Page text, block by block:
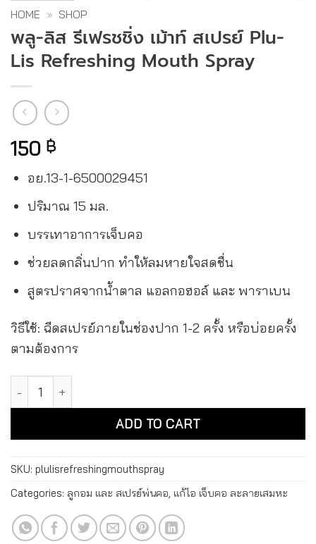
HOME » SHOP
พลู-ลิส รีเฟรชชิ่ง เม้าท์ สเปรย์ Plu-
Lis Refreshing Mouth Spray
150 ฿
อย.13-1-6500029451
ปริมาณ 15 มล.
บรรเทาอาการเจ็บคอ
ช่วยลดกลิ่นปาก ทำให้ลมหายใจสดชื่น
สูตรปราศจากน้ำตาล แอลกอฮอล์ และ พาราเบน
วิธีใช้: ฉีดสเปรย์ภายในช่องปาก 1-2 ครั้ง หรือบ่อยครั้ง
ตามต้องการ
พลู-ลิส รีเฟรชชิ่ง เม้าท์ สเปรย์ Plu-Lis Refreshing Mouth
ADD TO CART
Alternative:
SKU: plulisrefreshingmouthspray
Categories: ลูกอม และ สเปรย์พ่นคอ แก้ไอ เจ็บคอ ละลายเสมหะ